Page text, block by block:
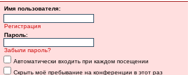
Имя пользователя:
Регистрация
Пароль:
Забыли пароль?
Автоматически входить при каждом посещении
Скрыть моё пребывание на конференции в этот раз